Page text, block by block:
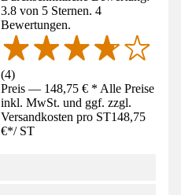
3.8 von 5 Sternen. 4
Bewertungen.
(4)
Preis — 148,75 € * Alle Preise
inkl. MwSt. und ggf. zzgl.
Versandkosten pro ST148,75
€*/ ST